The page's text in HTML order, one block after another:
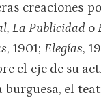
creaciones
La Publicidad o
, 1901; Elegías,
el eje de su
el